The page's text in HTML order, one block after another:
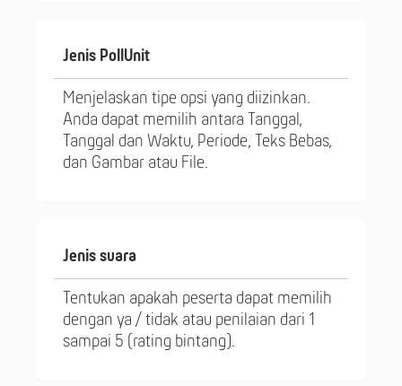
Jenis PollUnit
Menjelaskan tipe opsi yang diizinkan.
Anda dapat memilih antara Tanggal,
Tanggal dan Waktu, Periode, Teks Bebas,
dan Gambar atau File.
Jenis suara
Tentukan apakah peserta dapat memilih
dengan ya / tidak atau penilaian dari 1
sampai 5 (rating bintang).